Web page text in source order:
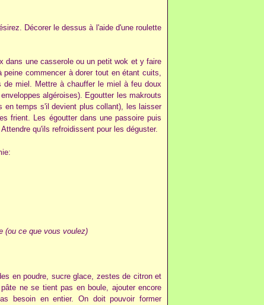
Décorer le dessus à l'aide d'une roulette
une casserole ou un petit wok et y faire
commencer à dorer tout en étant cuits,
miel. Mettre à chauffer le miel à feu doux
algéroises). Egoutter les makrouts
en temps s'il devient plus collant), les laisser
frient. Les égoutter dans une passoire puis
qu'ils refroidissent pour les déguster.
(ou ce que vous voulez)
en poudre, sucre glace, zestes de citron et
ne se tient pas en boule, ajouter encore
besoin en entier. On doit pouvoir former